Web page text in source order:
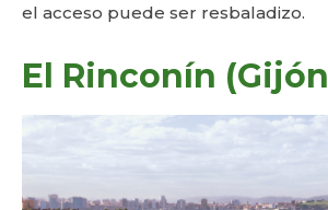
el acceso puede ser resbaladizo.
El Rinconín